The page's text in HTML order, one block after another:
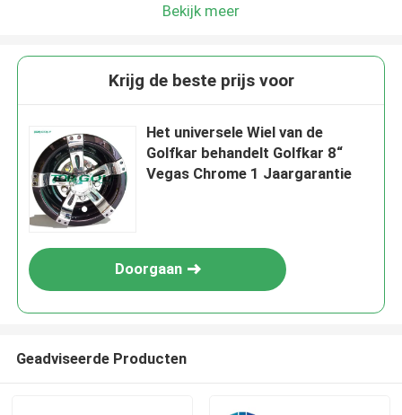
Bekijk meer
Krijg de beste prijs voor
Het universele Wiel van de
Golfkar behandelt Golfkar 8“
Vegas Chrome 1 Jaargarantie
Doorgaan
Geadviseerde Producten